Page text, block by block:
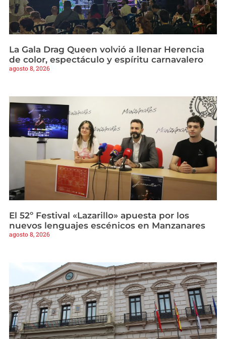
La Gala Drag Queen volvió a llenar Herencia
de color, espectáculo y espíritu carnavalero
agosto 8, 2026
El 52º Festival «Lazarillo» apuesta por los
nuevos lenguajes escénicos en Manzanares
agosto 8, 2026